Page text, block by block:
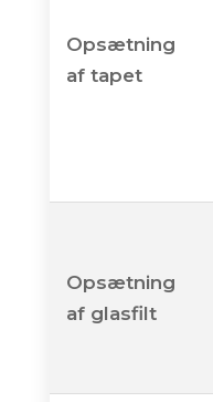
Opsætning
af tapet
Opsætning
af glasfilt